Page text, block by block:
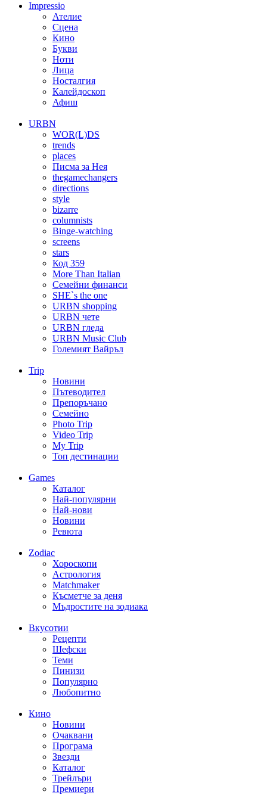
Impressio
Ателие
Сцена
Кино
Букви
Ноти
Лица
Носталгия
Калейдоскоп
Афиш
URBN
WOR(L)DS
trends
places
Писма за Нея
thegamechangers
directions
style
bizarre
columnists
Binge-watching
screens
stars
Код 359
More Than Italian
Семейни финанси
SHE`s the one
URBN shopping
URBN чете
URBN гледа
URBN Music Club
Големият Вайръл
Trip
Новини
Пътеводител
Препоръчано
Семейно
Photo Trip
Video Trip
My Trip
Топ дестинации
Games
Каталог
Най-популярни
Най-нови
Новини
Ревюта
Zodiac
Хороскопи
Астрология
Matchmaker
Късметче за деня
Мъдростите на зодиака
Вкусотии
Рецепти
Шефски
Теми
Пинизи
Популярно
Любопитно
Кино
Новини
Очаквани
Програма
Звезди
Каталог
Трейлъри
Премиери